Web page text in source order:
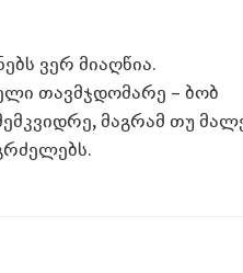
ვერ მიაღწია.
თავმჯდომარე – ბობ
მაგრამ თუ